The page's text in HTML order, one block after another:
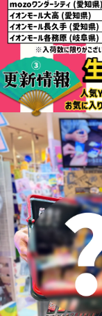
イオンモール和歌山（和歌
つかしん（VV）（兵庫
イオンモール姫路リバー
ゆめタウン出雲（島根県）
イオンモール広島府中（
イオンモール新居浜（愛
イオンモール高知（高知
ゆめタウン佐賀（佐賀県）
パークプレイス大分（大
福岡パルコ（福岡県）
※カゴがなくなり次第終了
更新情報② NICIハッピ
約8100~8600円分入
ぬいぐるみ1点＋ビーンバ
取扱店舗
イオンモール高崎（群馬
mozoワンダーシティー
イオンモール大高（愛知
イオンモール長久手（愛
イオンモール各務原（岐
イオンモール草津（滋賀
イオンモールKYOTO（
イオンモール津南（三重
イオンモール宮﨑（宮崎
イオンモール沖縄ライカ
※入荷数に限りがございま